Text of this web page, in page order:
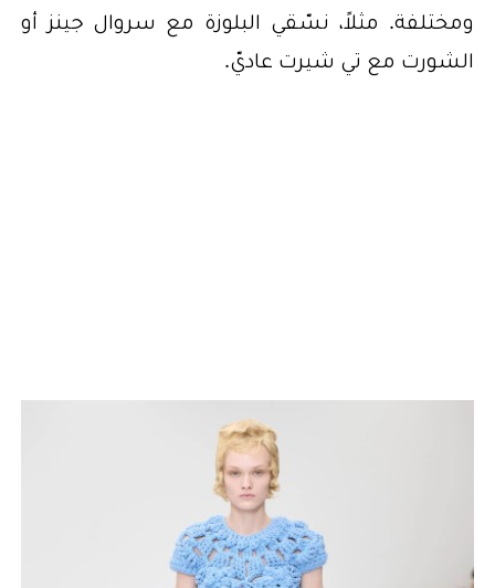
ومختلفة. مثلاً، نسّقي البلوزة مع سروال جينز أو
الشورت مع تي شيرت عاديّ.